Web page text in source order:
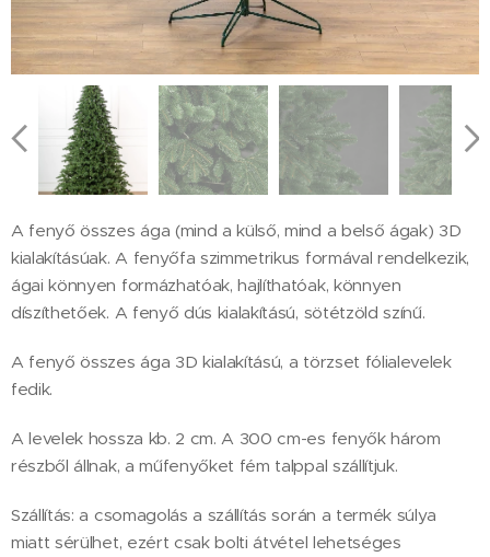
A fenyő összes ága (mind a külső, mind a belső ágak) 3D
kialakításúak. A fenyőfa szimmetrikus formával rendelkezik,
ágai könnyen formázhatóak, hajlíthatóak, könnyen
díszíthetőek. A fenyő dús kialakítású, sötétzöld színű.
A fenyő összes ága 3D kialakítású, a törzset fólialevelek
fedik.
A levelek hossza kb. 2 cm. A 300 cm-es fenyők három
részből állnak, a műfenyőket fém talppal szállítjuk.
Szállítás: a csomagolás a szállítás során a termék súlya
miatt sérülhet, ezért csak bolti átvétel lehetséges